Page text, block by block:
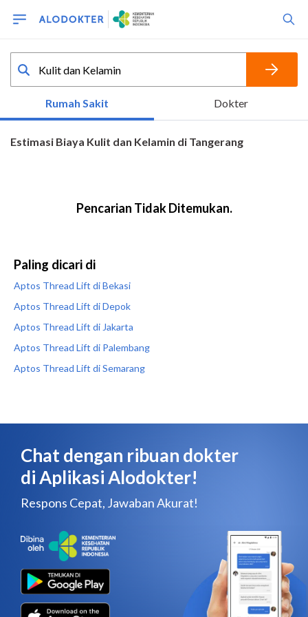
Paling dicari di
Aptos Thread Lift di Bekasi
Aptos Thread Lift di Depok
Aptos Thread Lift di Jakarta
Aptos Thread Lift di Palembang
Aptos Thread Lift di Semarang